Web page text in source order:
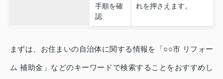
手順を確
認
れを押さえます。
まずは、お住まいの自治体に関する情報を「○○市 リフォー
ム 補助金」などのキーワードで検索することをおすすめし